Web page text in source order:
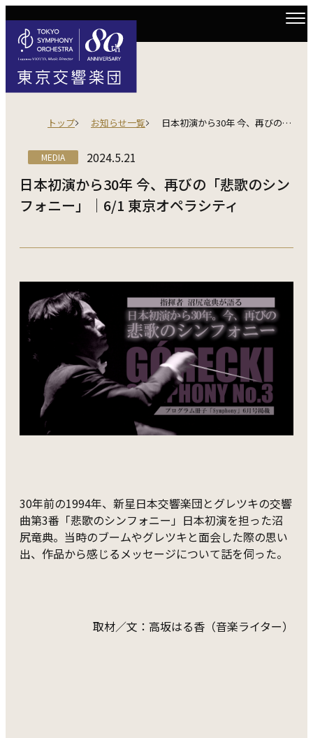
トップ お知らせ一覧 日本初演から30年 今、再びの「悲歌のシンフォニー」｜6/1 東京オペラシティ
MEDIA 2024.5.21
日本初演から30年 今、再びの「悲歌のシン
フォニー」｜6/1 東京オペラシティ
30年前の1994年、新星日本交響楽団とグレツキの交響
曲第3番「悲歌のシンフォニー」日本初演を担った沼
尻竜典。当時のブームやグレツキと面会した際の思い
出、作品から感じるメッセージについて話を伺った。
取材／文：高坂はる香（音楽ライター）